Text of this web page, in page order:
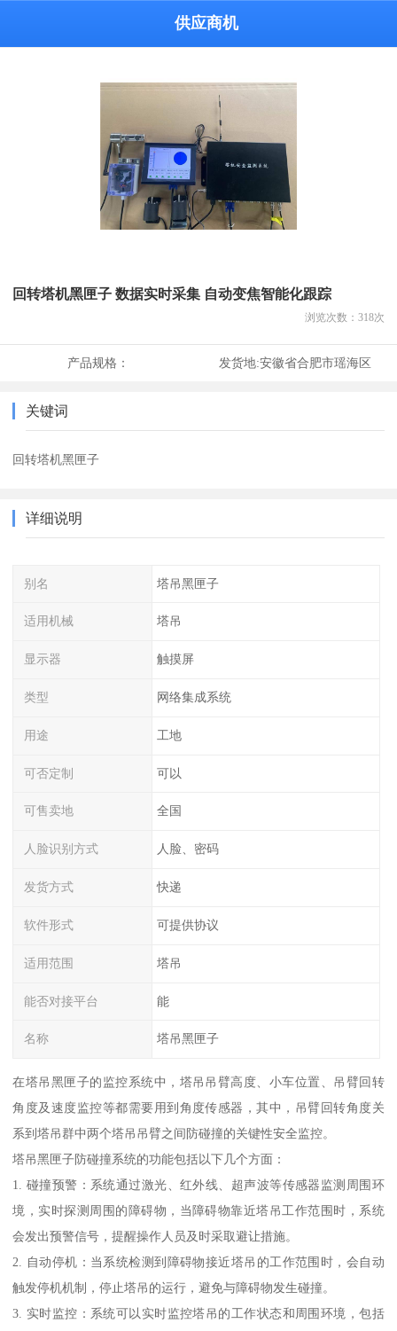
供应商机
回转塔机黑匣子 数据实时采集 自动变焦智能化跟踪
浏览次数： 318次
产品规格： 发货地:安徽省合肥市瑶海区
关键词
回转塔机黑匣子
详细说明
别名 塔吊黑匣子
适用机械 塔吊
显示器 触摸屏
类型 网络集成系统
用途 工地
可否定制 可以
可售卖地 全国
人脸识别方式 人脸、密码
发货方式 快递
软件形式 可提供协议
适用范围 塔吊
能否对接平台 能
名称 塔吊黑匣子
在塔吊黑匣子的监控系统中，塔吊吊臂高度、小车位置、吊臂回转
角度及速度监控等都需要用到角度传感器，其中，吊臂回转角度关
系到塔吊群中两个塔吊吊臂之间防碰撞的关键性安全监控。
塔吊黑匣子防碰撞系统的功能包括以下几个方面：
1. 碰撞预警：系统通过激光、红外线、超声波等传感器监测周围环
境，实时探测周围的障碍物，当障碍物靠近塔吊工作范围时，系统
会发出预警信号，提醒操作人员及时采取避让措施。
2. 自动停机：当系统检测到障碍物接近塔吊的工作范围时，会自动
触发停机机制，停止塔吊的运行，避免与障碍物发生碰撞。
3. 实时监控：系统可以实时监控塔吊的工作状态和周围环境，包括